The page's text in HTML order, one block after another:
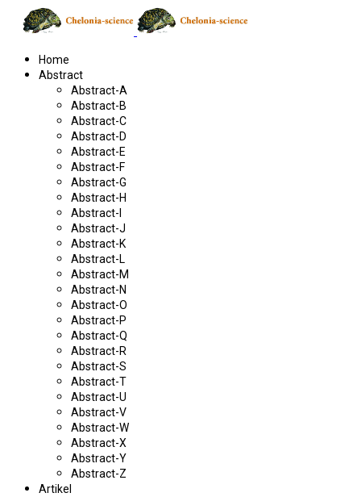
Home
Abstract
Abstract-A
Abstract-B
Abstract-C
Abstract-D
Abstract-E
Abstract-F
Abstract-G
Abstract-H
Abstract-I
Abstract-J
Abstract-K
Abstract-L
Abstract-M
Abstract-N
Abstract-O
Abstract-P
Abstract-Q
Abstract-R
Abstract-S
Abstract-T
Abstract-U
Abstract-V
Abstract-W
Abstract-X
Abstract-Y
Abstract-Z
Artikel